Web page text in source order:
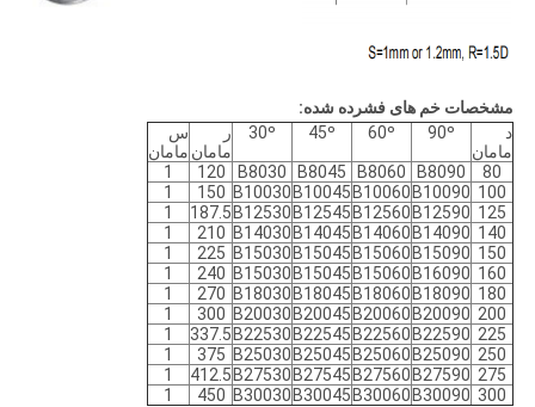
مشخصات خم های فشرده شده:
د
مامان
90º
60º
45º
30º
ر
مامان
س
مامان
80
B8090
B8060
B8045
B8030
120
1
100
B10090
B10060
B10045
B10030
150
1
125
B12590
B12560
B12545
B12530
187.5
1
140
B14090
B14060
B14045
B14030
210
1
150
B15090
B15060
B15045
B15030
225
1
160
B16090
B15060
B15045
B15030
240
1
180
B18090
B18060
B18045
B18030
270
1
200
B20090
B20060
B20045
B20030
300
1
225
B22590
B22560
B22545
B22530
337.5
1
250
B25090
B25060
B25045
B25030
375
1
275
B27590
B27560
B27545
B27530
412.5
1
300
B30090
B30060
B30045
B30030
450
1